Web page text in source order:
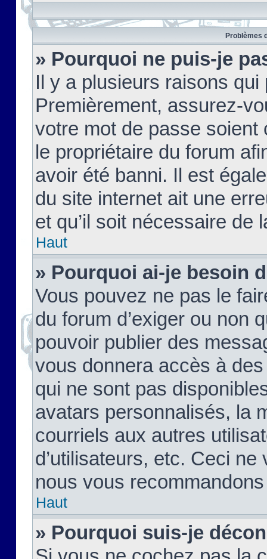
Problèmes
» Pourquoi ne puis-je
Il y a plusieurs raisons
Premièrement, assurez-
votre mot de passe soient
le propriétaire du forum
avoir été banni. Il est
du site internet ait une
et qu’il soit nécessaire de
Haut
» Pourquoi ai-je besoin
Vous pouvez ne pas le
du forum d’exiger ou non
pouvoir publier des
vous donnera accès à
qui ne sont pas
avatars personnalisés, la
courriels aux autres
d’utilisateurs, etc. Ceci
nous vous
Haut
» Pourquoi suis-je